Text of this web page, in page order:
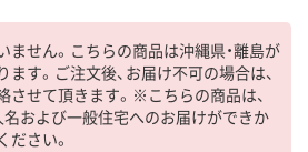
せん。こちらの商品は沖縄県・離島が
す。ご注文後、お届け不可の場合は、
させて頂きます。※こちらの商品は、
名および一般住宅へのお届けができか
さい。